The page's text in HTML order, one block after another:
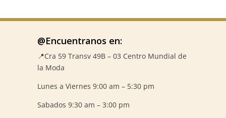
@Encuentranos en:
📍Cra 59 Transv 49B – 03 Centro Mundial de
la Moda
Lunes a Viernes 9:00 am – 5:30 pm
Sabados 9:30 am – 3:00 pm